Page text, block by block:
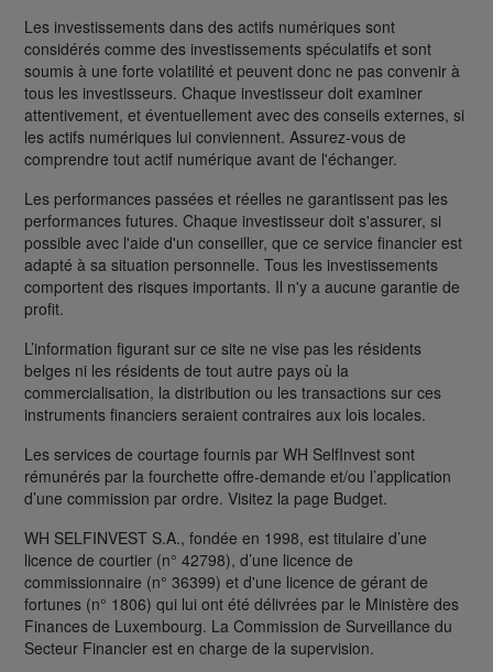
Les investissements dans des actifs numériques sont
considérés comme des investissements spéculatifs et sont
soumis à une forte volatilité et peuvent donc ne pas convenir à
tous les investisseurs. Chaque investisseur doit examiner
attentivement, et éventuellement avec des conseils externes, si
les actifs numériques lui conviennent. Assurez-vous de
comprendre tout actif numérique avant de l'échanger.
Les performances passées et réelles ne garantissent pas les
performances futures. Chaque investisseur doit s'assurer, si
possible avec l'aide d'un conseiller, que ce service financier est
adapté à sa situation personnelle. Tous les investissements
comportent des risques importants. Il n'y a aucune garantie de
profit.
L’information figurant sur ce site ne vise pas les résidents
belges ni les résidents de tout autre pays où la
commercialisation, la distribution ou les transactions sur ces
instruments financiers seraient contraires aux lois locales.
Les services de courtage fournis par WH SelfInvest sont
rémunérés par la fourchette offre-demande et/ou l’application
d’une commission par ordre. Visitez la page Budget.
WH SELFINVEST S.A., fondée en 1998, est titulaire d’une
licence de courtier (n° 42798), d’une licence de
commissionnaire (n° 36399) et d'une licence de gérant de
fortunes (n° 1806) qui lui ont été délivrées par le Ministère des
Finances de Luxembourg. La Commission de Surveillance du
Secteur Financier est en charge de la supervision.